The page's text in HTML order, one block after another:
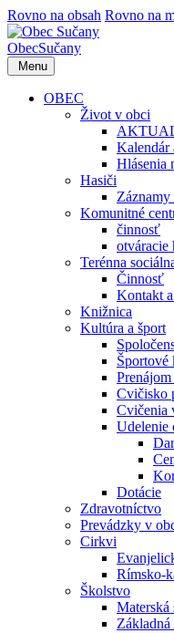
Rovno na obsah Rovno na
ObecSučany
Menu
OBEC
Život v obci
Kalendár
Hlásenia
Hasiči
Komunitné
činnosť
otváracie
Terénna
Činnosť
Kontakt
Knižnica
Kultúra a šport
Športové
Cvičisko
Cvičenia
Udelenie
Dotácie
Zdravotníctvo
Prevádzky v
Cirkvi
Rímsko-
Školstvo
Materská
Základná